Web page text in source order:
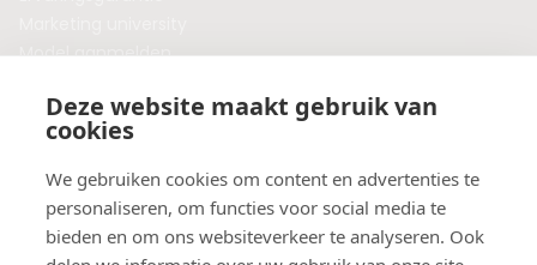
Deze website maakt gebruik van
cookies
We gebruiken cookies om content en advertenties te
personaliseren, om functies voor social media te
bieden en om ons websiteverkeer te analyseren. Ook
Model aanmelden
Algemene voorwaarden
Privacybeleid
Veelgestelde vragen
Botox behandeling in jouw regio?
Vergelijk klinieken per provincie